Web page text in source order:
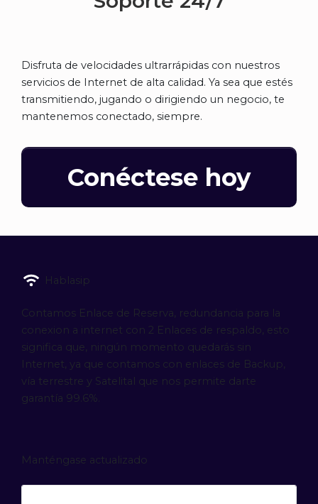
Disfruta de velocidades ultrarrápidas con nuestros
servicios de Internet de alta calidad. Ya sea que estés
transmitiendo, jugando o dirigiendo un negocio, te
mantenemos conectado, siempre.
Conéctese hoy
Hablasip
Contamos Enlace de Reserva, redundancia para la
conexion a internet con 2 Enlaces de respaldo, esto
significa que, ningún momento quedarás sin
Internet, ya que contamos con enlaces de Backup,
vía terrestre y Satelital que nos permite darte
garantía 99.6%.
Manténgase actualizado